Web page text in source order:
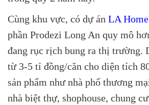
Cùng khu vực, có dự án LA Home
phần Prodezi Long An quy mô
đang rục rịch bung ra thị trường.
từ 3-5 tỉ đồng/căn cho diện tích
sản phẩm như nhà phố thương
nhà biệt thự, shophouse, chung